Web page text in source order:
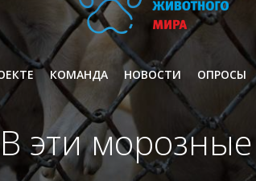
КОМАНДА НОВОСТИ ОПРОСЫ
эти